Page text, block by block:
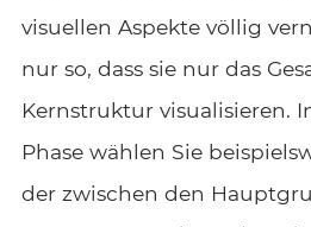
visuellen Aspekte völlig
nur so, dass sie nur das
Kernstruktur visualisieren.
Phase wählen Sie
der zwischen den